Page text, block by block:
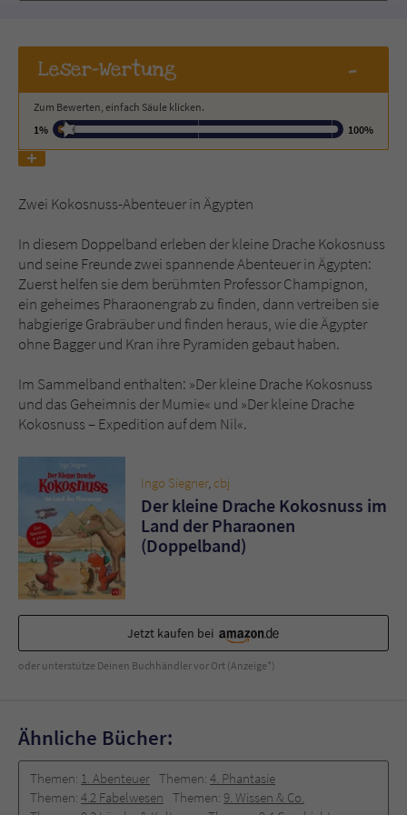
Leser-Wertung -
Zum Bewerten, einfach Säule klicken.
1%
100%
Zwei Kokosnuss-Abenteuer in Ägypten
In diesem Doppelband erleben der kleine Drache Kokosnuss
und seine Freunde zwei spannende Abenteuer in Ägypten:
Zuerst helfen sie dem berühmten Professor Champignon,
ein geheimes Pharaonengrab zu finden, dann vertreiben sie
habgierige Grabräuber und finden heraus, wie die Ägypter
ohne Bagger und Kran ihre Pyramiden gebaut haben.
Im Sammelband enthalten: »Der kleine Drache Kokosnuss
und das Geheimnis der Mumie« und »Der kleine Drache
Kokosnuss – Expedition auf dem Nil«.
Ingo Siegner, cbj
Der kleine Drache Kokosnuss im
Land der Pharaonen
(Doppelband)
Jetzt kaufen bei
oder unterstütze Deinen Buchhändler vor Ort (Anzeige*)
Ähnliche Bücher:
Themen: 1. Abenteuer Themen: 4. Phantasie
Themen: 4.2 Fabelwesen Themen: 9. Wissen & Co.
Name tx_pwcomments_ahash
Literatur-Couch Medien GmbH & Co. KG
Laufzeit 1 Jahr
Zweck
Anbieter Literatur-Couch Medien GmbH & Co. KG
Laufzeit Session
Zweck
Dieses Cookie gewährleistet die
Benutzer. Es wird benötigt um z. B. den
Sicherheitscode des Kontaktformulars zu
überprüfen.